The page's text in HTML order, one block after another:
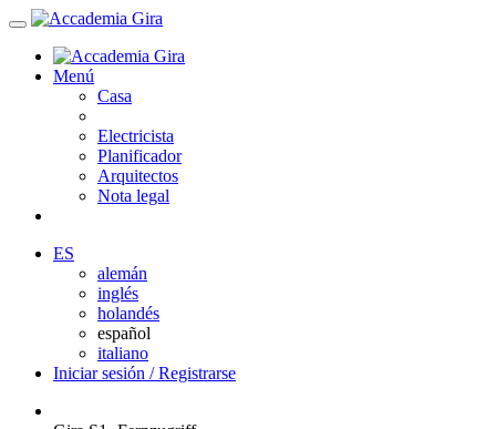
Menú
Casa
Electricista
Planificador
Arquitectos
Nota legal
ES
alemán
inglés
holandés
español
italiano
Iniciar sesión / Registrarse